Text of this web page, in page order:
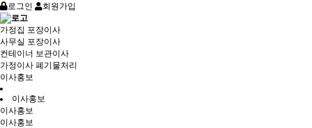
로그인 회원가입
가정집 포장이사
사무실 포장이사
컨테이너 보관이사
가정이사 폐기물처리
이사홍보
이사홍보
이사홍보
이사홍보